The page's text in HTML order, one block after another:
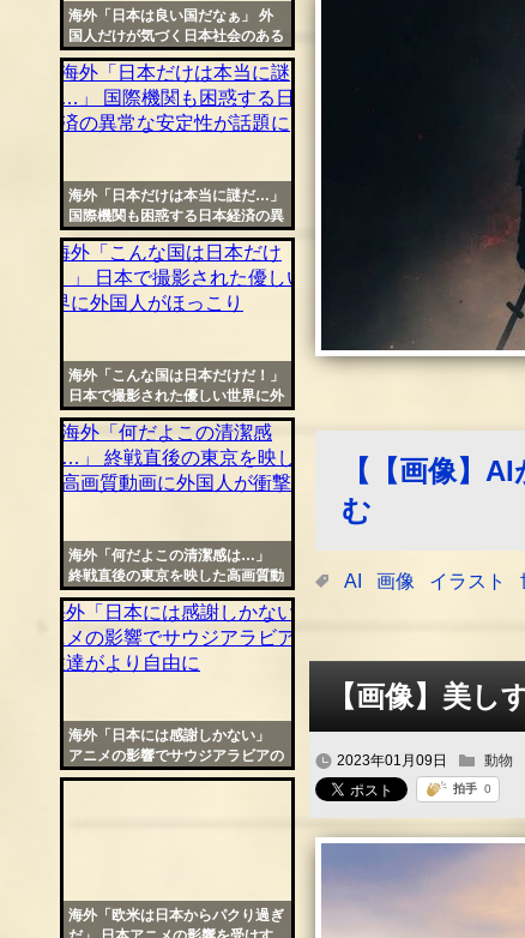
【【画像】
む
AI 画像 イラスト
【画像】美し
2023年01月09日 動物
海外「日本は良い国だなぁ」 外
国人だけが気づく日本社会のある
特徴に羨望の声が殺到
海外「日本だけは本当に謎だ…」
国際機関も困惑する日本経済の異
常な安定性が話題に
海外「こんな国は日本だけだ！」
日本で撮影された優しい世界に外
国人がほっこり
海外「何だよこの清潔感は…」
終戦直後の東京を映した高画質動
画に外国人が衝撃
海外「日本には感謝しかない」
アニメの影響でサウジアラビアの
女性達がより自由に
海外「欧米は日本からパクり過ぎ